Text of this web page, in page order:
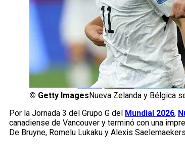
© Getty Images Nueva Zelanda y Bélgica
Por la Jornada 3 del Grupo G del Mundial 2026,
canadiense de Vancouver y terminó con una
De Bruyne, Romelu Lukaku y Alexis